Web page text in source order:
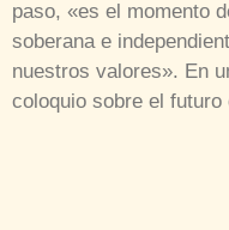
paso, «es el momento
soberana e
nuestros valores». En
coloquio sobre el